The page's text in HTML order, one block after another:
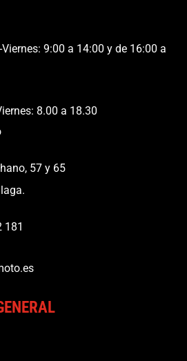
9:00 a 14:00 y de 16:00 a
8.00 a 18.30
57 y 65
181